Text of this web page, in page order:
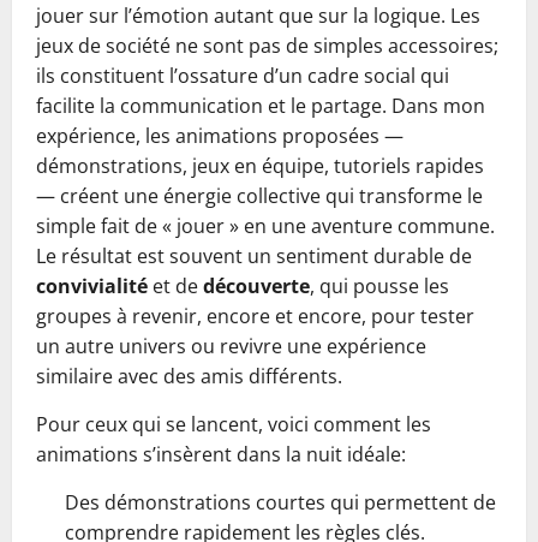
jouer sur l’émotion autant que sur la logique. Les
jeux de société ne sont pas de simples accessoires;
ils constituent l’ossature d’un cadre social qui
facilite la communication et le partage. Dans mon
expérience, les animations proposées —
démonstrations, jeux en équipe, tutoriels rapides
— créent une énergie collective qui transforme le
simple fait de « jouer » en une aventure commune.
Le résultat est souvent un sentiment durable de
convivialité et dedécouverte, qui pousse les
groupes à revenir, encore et encore, pour tester
un autre univers ou revivre une expérience
similaire avec des amis différents.
Pour ceux qui se lancent, voici comment les
animations s’insèrent dans la nuit idéale:
Des démonstrations courtes qui permettent de
comprendre rapidement les règles clés.